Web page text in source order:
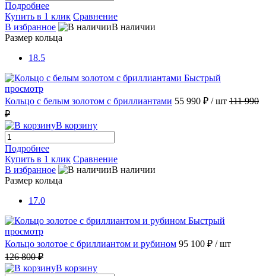
Подробнее
Купить в 1 клик Сравнение
В избранное
В наличии
Размер кольца
18.5
Быстрый
просмотр
Кольцо с белым золотом с бриллиантами 55 990 ₽ / шт 111 990
₽
В корзину
Подробнее
Купить в 1 клик Сравнение
В избранное
В наличии
Размер кольца
17.0
Быстрый
просмотр
Кольцо золотое с бриллиантом и рубином 95 100 ₽ / шт
126 800 ₽
В корзину